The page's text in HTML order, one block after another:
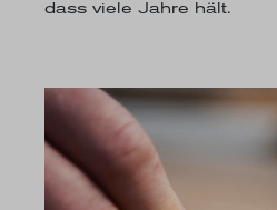
dass viele Jahre hält.